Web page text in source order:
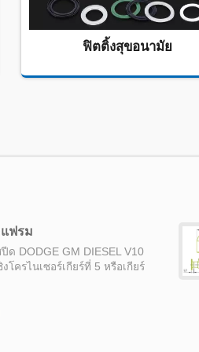
ฟิตติ้งสุขอนามัย
ฟรม
ด DODGE GM DIESEL V10
โครไนเซอร์เกียร์ที่ 5 หรือเกียร์